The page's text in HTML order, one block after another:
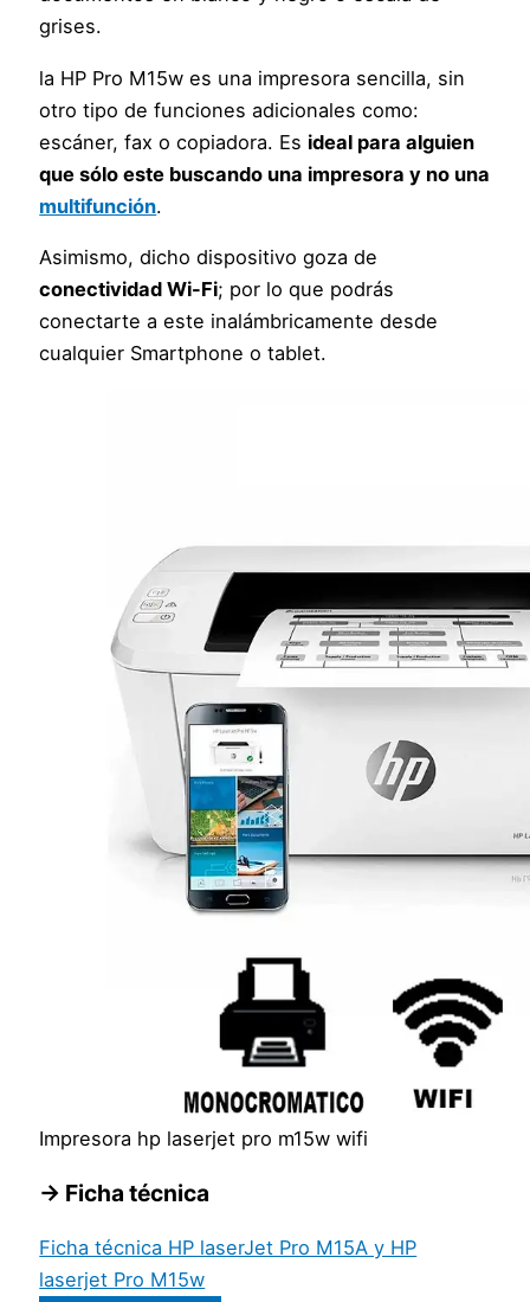
grises.
la HP Pro M15w es una impresora sencilla, sin
otro tipo de funciones adicionales como:
escáner, fax o copiadora. Es ideal para alguien
que sólo este buscando una impresora y no una
multifunción.
Asimismo, dicho dispositivo goza de
conectividad Wi-Fi; por lo que podrás
conectarte a este inalámbricamente desde
cualquier Smartphone o tablet.
Impresora hp laserjet pro m15w wifi
→ Ficha técnica
Ficha técnica HP laserJet Pro M15A y HP
laserjet Pro M15w